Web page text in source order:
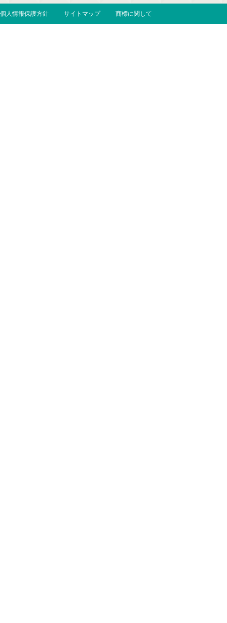
個人情報保護方針 サイトマップ 商標に関して